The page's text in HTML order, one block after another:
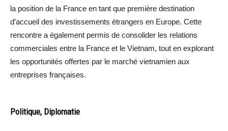
la position de la France en tant que première destination
d’accueil des investissements étrangers en Europe. Cette
rencontre a également permis de consolider les relations
commerciales entre la France et le Vietnam, tout en explorant
les opportunités offertes par le marché vietnamien aux
entreprises françaises.
Politique, Diplomatie